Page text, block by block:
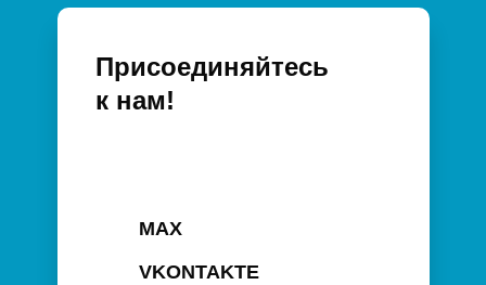
Присоединяйтесь
к нам!
MAX
VKONTAKTE